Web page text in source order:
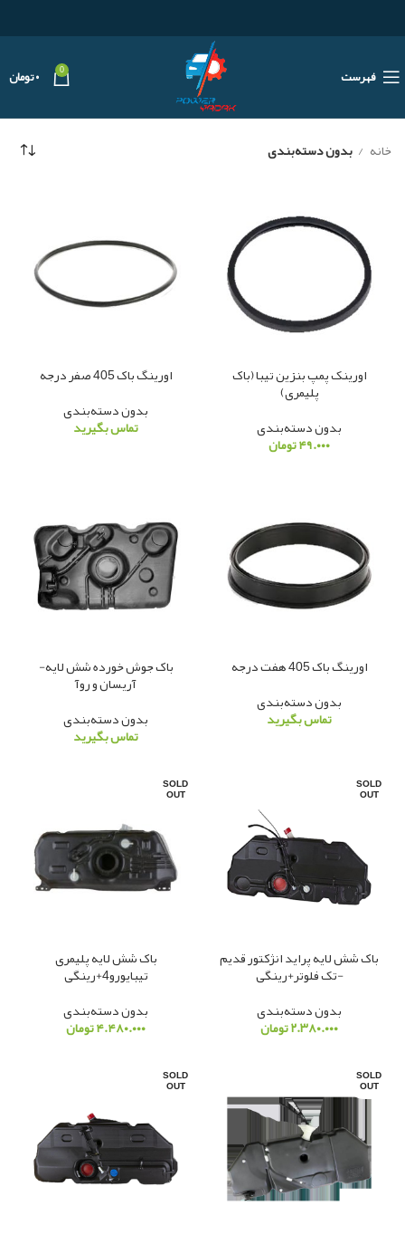
فهرست 0 ۰تومان
خانه بدون دسته‌بندی
اورینک پمپ بنزین تیبا (باک
پلیمری)
بدون دسته‌بندی
۴۹.۰۰۰تومان
اورینگ باک 405 صفر درجه
بدون دسته‌بندی
تماس بگیرید
اورینگ باک 405 هفت درجه
بدون دسته‌بندی
تماس بگیرید
باک جوش خورده شش لایه-
آریسان و روآ
بدون دسته‌بندی
تماس بگیرید
SOLD
OUT
باک شش لایه پراید انژکتور قدیم
-تک فلوتر+رینگی
بدون دسته‌بندی
۲.۳۸۰.۰۰۰تومان
SOLD
OUT
باک شش لایه پلیمری
تیبایورو4+رینگی
بدون دسته‌بندی
۴.۴۸۰.۰۰۰تومان
SOLD
OUT
SOLD
OUT